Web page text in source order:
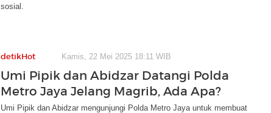
sosial.
detikHot Kamis, 22 Mei 2025 18:11 WIB
Umi Pipik dan Abidzar Datangi Polda
Metro Jaya Jelang Magrib, Ada Apa?
Umi Pipik dan Abidzar mengunjungi Polda Metro Jaya untuk membuat